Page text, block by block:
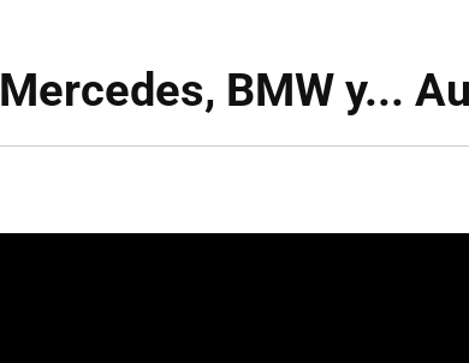
BMW y...